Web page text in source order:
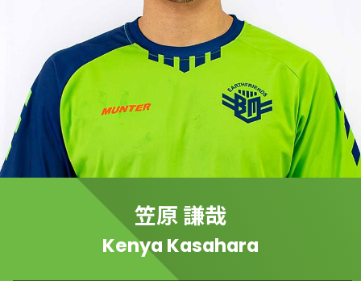
笠原 謙哉
Kenya Kasahara